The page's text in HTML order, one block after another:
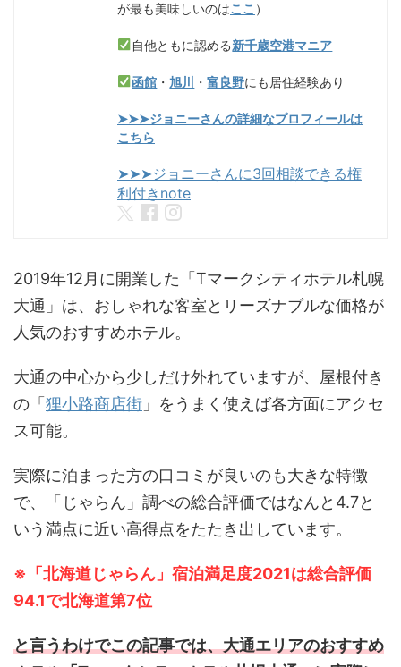
が最も美味しいのはここ ）
自他ともに認める新千歳空港マニア
函館 ・旭川 ・富良野にも居住経験あり
➤➤➤ジョニーさんの詳細なプロフィールは
こちら
➤➤➤ジョニーさんに3回相談できる権
利付きnote
2019年12月に開業した「Tマークシティホテル札幌
大通」は、おしゃれな客室とリーズナブルな価格が
人気のおすすめホテル。
大通の中心から少しだけ外れていますが、屋根付き
の「 狸小路商店街 」をうまく使えば各方面にアクセ
ス可能。
実際に泊まった方の口コミが良いのも大きな特徴
で、「じゃらん」調べの総合評価ではなんと4.7と
いう満点に近い高得点をたたき出しています。
※「北海道じゃらん」宿泊満足度2021は総合評価
94.1で北海道第7位
と言うわけでこの記事では、大通エリアのおすすめ